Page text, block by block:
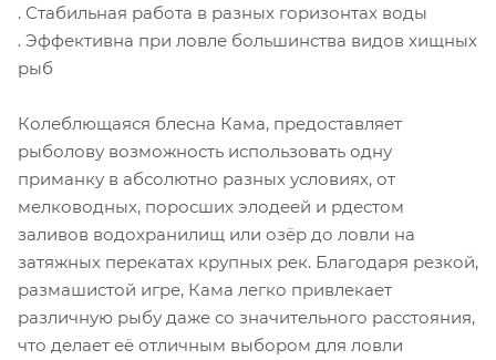
. Стабильная работа в разных горизонтах воды
. Эффективна при ловле большинства видов хищных
рыб
Колеблющаяся блесна Кама, предоставляет
рыболову возможность использовать одну
приманку в абсолютно разных условиях, от
мелководных, поросших элодеей и рдестом
заливов водохранилищ или озёр до ловли на
затяжных перекатах крупных рек. Благодаря резкой,
размашистой игре, Кама легко привлекает
различную рыбу даже со значительного расстояния,
что делает её отличным выбором для ловли